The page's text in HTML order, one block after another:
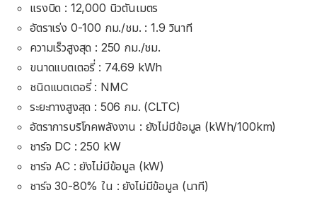
แรงบิด : 12,000 นิวตันเมตร
อัตราเร่ง 0-100 กม./ชม. : 1.9 วินาที
ความเร็วสูงสุด : 250 กม./ชม.
ขนาดแบตเตอรี่ : 74.69 kWh
ชนิดแบตเตอรี่ : NMC
ระยะทางสูงสุด : 506 กม. (CLTC)
อัตราการบริโภคพลังงาน : ยังไม่มีข้อมูล (kWh/100km)
ชาร์จ DC : 250 kW
ชาร์จ AC : ยังไม่มีข้อมูล (kW)
ชาร์จ 30-80% ใน : ยังไม่มีข้อมูล (นาที)